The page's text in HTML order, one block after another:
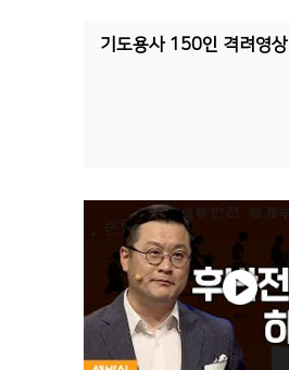
기도용사 150인 격려영상